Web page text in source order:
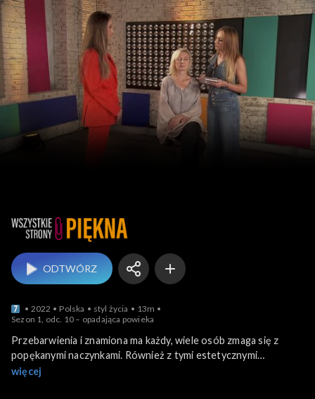
Wszystkie strony piękna
ODTWÓRZ
2022 Polska styl życia
13m
Sezon 1, odc. 10 – opadająca powieka
Przebarwienia i znamiona ma każdy, wiele osób zmaga się z
popękanymi naczynkami. Również z tymi estetycznymi
problemami możemy sobie poradzić stosując odpowiednie
więcej